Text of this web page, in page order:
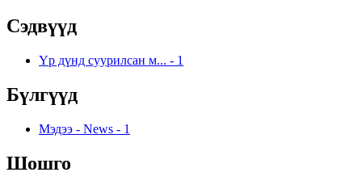
Сэдвүүд
Үр дүнд суурилсан м... - 1
Бүлгүүд
Мэдээ - News - 1
Шошго